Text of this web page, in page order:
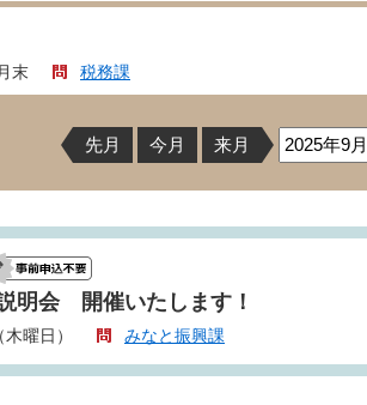
末 税務課
先月 今月 来月
明会 開催いたします！
曜日） みなと振興課